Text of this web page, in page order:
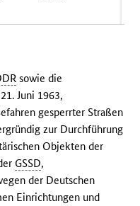
sowie die
Juni 1963,
gesperrter Straßen
zur Durchführung
Objekten der
GSSD,
der Deutschen
Einrichtungen und